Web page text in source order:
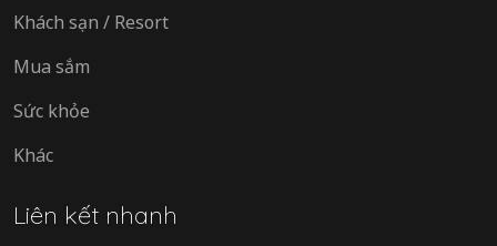
Khách sạn / Resort
Mua sắm
Sức khỏe
Khác
Liên kết nhanh